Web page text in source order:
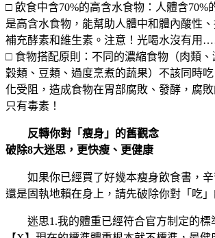
□ 飲食中含70%的高含水食物：人體含70%
是高含水食物，能幫助人體中和體內酸性
補充酵素和維生素。注意！光喝水沒有用
□ 食物搭配原則：不同的濃縮食物（肉類、
穀類、豆類、過度烹煮的蔬果）不該同時
化受阻，造成食物在胃部腐敗、發酵，腐敗
只有毒素！
反轉你對「瘦身」的舊觀念
破除8大迷思，更快瘦、更健康
如果你已經買了好幾本瘦身飲食書，辛
還是固執地賴在身上，請先破除你對「吃」
迷思1.我的體重已經符合官方制定的標